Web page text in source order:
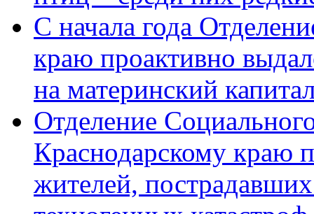
С начала года
краю проактивно
на материнский
Отделение
Краснодарскому краю
жителей,